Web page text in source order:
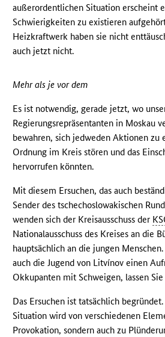
außerordentlichen Situation erscheint
Schwierigkeiten zu existieren
Heizkraftwerk haben sie nicht
auch jetzt nicht.
Mehr als je vor dem
Es ist notwendig, gerade jetzt, wo
Regierungsrepräsentanten in Moskau
bewahren, sich jedweden Aktionen zu
Ordnung im Kreis stören und das
hervorrufen könnten.
Mit diesem Ersuchen, das auch
Sender des tschechoslowakischen
wenden sich der Kreisausschuss der
Nationalausschuss des Kreises an die
hauptsächlich an die jungen
auch die Jugend von Litvínov einen
Okkupanten mit Schweigen, lassen
Das Ersuchen ist tatsächlich
Situation wird von verschiedenen
Provokation, sondern auch zu